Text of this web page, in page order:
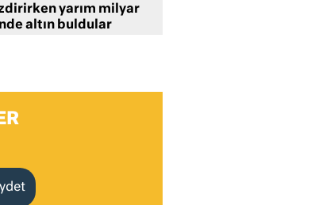
yarım milyar
altın buldular